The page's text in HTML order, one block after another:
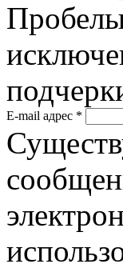
E-mail адрес *